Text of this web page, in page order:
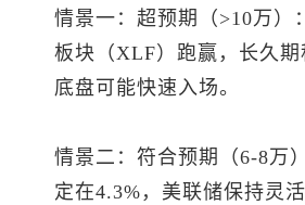
情景一：超预期（>10万）
板块（XLF）跑赢，长久
底盘可能快速入场。
情景二：符合预期（6-8万
定在4.3%，美联储保持灵